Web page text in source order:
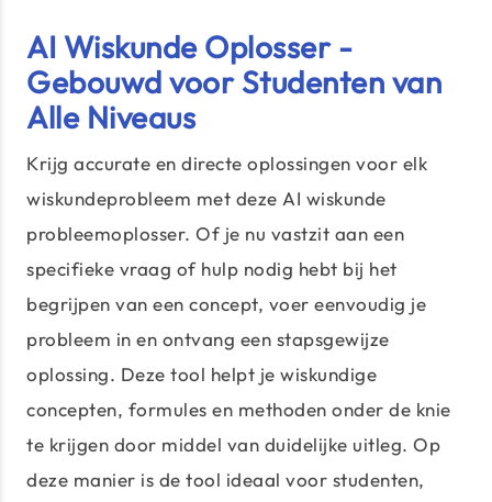
AI Wiskunde Oplosser -
Gebouwd voor Studenten van
Alle Niveaus
Krijg accurate en directe oplossingen voor elk
wiskundeprobleem met deze AI wiskunde
probleemoplosser. Of je nu vastzit aan een
specifieke vraag of hulp nodig hebt bij het
begrijpen van een concept, voer eenvoudig je
probleem in en ontvang een stapsgewijze
oplossing. Deze tool helpt je wiskundige
concepten, formules en methoden onder de knie
te krijgen door middel van duidelijke uitleg. Op
deze manier is de tool ideaal voor studenten,